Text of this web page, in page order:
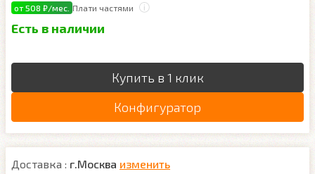
от 508 ₽/мес. Плати частями
Есть в наличии
Купить в 1 клик
Конфигуратор
Доставка : г.Москва изменить